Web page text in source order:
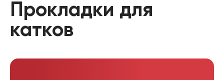
Прокладки для
катков